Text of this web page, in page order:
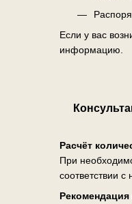
Если у вас
информацию.
Расчёт
При
соответствии
Рекомендация